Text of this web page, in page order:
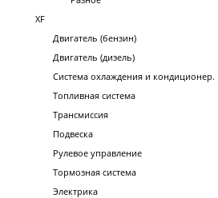
XF
Двигатель (бензин)
Двигатель (дизель)
Система охлаждения и кондиционер.
Топливная система
Трансмиссия
Подвеска
Рулевое управление
Тормозная система
Электрика